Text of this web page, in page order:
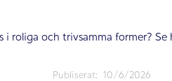
i roliga och trivsamma former? Se
Publiserat: 10/6/2026